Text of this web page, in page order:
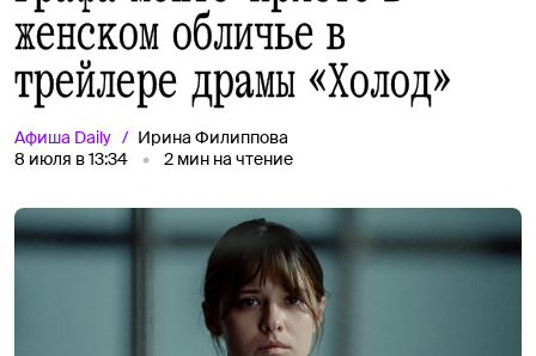
женском обличье в
трейлере драмы «Холод»
Афиша Daily
Ирина Филиппова
8 июля в 13:34
2 мин на чтение